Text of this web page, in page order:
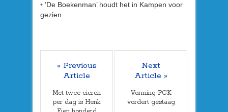
• ’De Boekenman’ houdt het in Kampen voor
gezien
« Previous
Article
Met twee eieren
per dag is Henk
Next
Article »
Vorming PGK
vordert gestaag